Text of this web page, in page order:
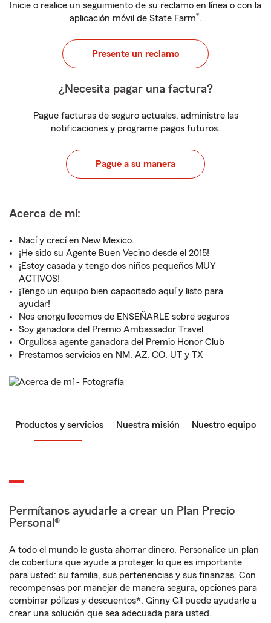
Inicie o realice un seguimiento de su reclamo en línea o con la
aplicación móvil de State Farm®.
Presente un reclamo
¿Necesita pagar una factura?
Pague facturas de seguro actuales, administre las
notificaciones y programe pagos futuros.
Pague a su manera
Acerca de mí:
Nací y crecí en New Mexico.
¡He sido su Agente Buen Vecino desde el 2015!
¡Estoy casada y tengo dos niños pequeños MUY
ACTIVOS!
¡Tengo un equipo bien capacitado aquí y listo para
ayudar!
Nos enorgullecemos de ENSEÑARLE sobre seguros
Soy ganadora del Premio Ambassador Travel
Orgullosa agente ganadora del Premio Honor Club
Prestamos servicios en NM, AZ, CO, UT y TX
Productos y servicios Nuestra misión Nuestro equipo
Permítanos ayudarle a crear un Plan Precio
Personal®
A todo el mundo le gusta ahorrar dinero. Personalice un plan
de cobertura que ayude a proteger lo que es importante
para usted: su familia, sus pertenencias y sus finanzas. Con
recompensas por manejar de manera segura, opciones para
combinar pólizas y descuentos*, Ginny Gil puede ayudarle a
crear una solución que sea adecuada para usted.